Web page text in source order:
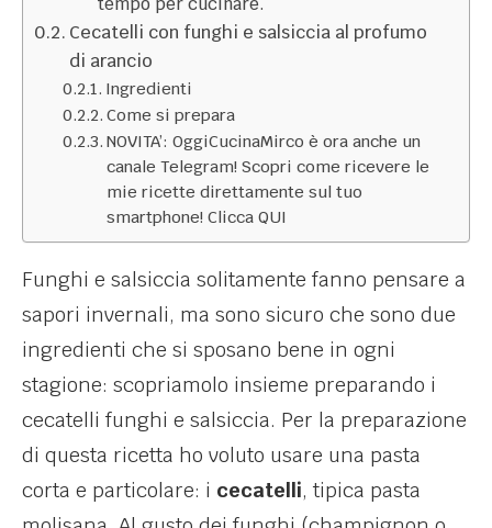
tempo per cucinare.
Cecatelli con funghi e salsiccia al profumo
di arancio
Ingredienti
Come si prepara
NOVITA’: OggiCucinaMirco è ora anche un
canale Telegram! Scopri come ricevere le
mie ricette direttamente sul tuo
smartphone! Clicca QUI
Funghi e salsiccia solitamente fanno pensare a
sapori invernali, ma sono sicuro che sono due
ingredienti che si sposano bene in ogni
stagione: scopriamolo insieme preparando i
cecatelli funghi e salsiccia. Per la preparazione
di questa ricetta ho voluto usare una pasta
corta e particolare: i cecatelli, tipica pasta